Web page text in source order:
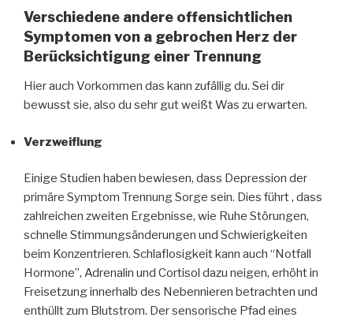
Verschiedene andere offensichtlichen
Symptomen von a gebrochen Herz der
Berücksichtigung einer Trennung
Hier auch Vorkommen das kann zufällig du. Sei dir
bewusst sie, also du sehr gut weißt Was zu erwarten.
Verzweiflung
Einige Studien haben bewiesen, dass Depression der
primäre Symptom Trennung Sorge sein. Dies führt , dass
zahlreichen zweiten Ergebnisse, wie Ruhe Störungen,
schnelle Stimmungsänderungen und Schwierigkeiten
beim Konzentrieren. Schlaflosigkeit kann auch “Notfall
Hormone”, Adrenalin und Cortisol dazu neigen, erhöht in
Freisetzung innerhalb des Nebennieren betrachten und
enthüllt zum Blutstrom. Der sensorische Pfad eines